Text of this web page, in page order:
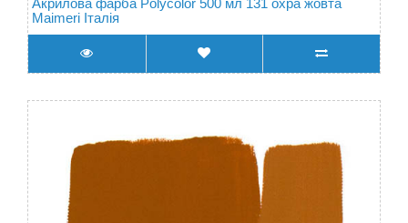
Акрилова фарба Polycolor 500 мл 131 охра жовта
Maimeri Італія